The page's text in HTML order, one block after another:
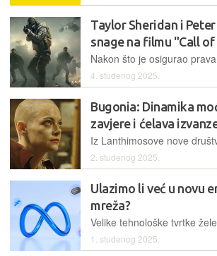
Taylor Sheridan i
snage na filmu "Call
4. studenog 2025.
Bugonia: Dinamika
zavjere i ćelava
2. studenog 2025.
Ulazimo li već u novu
mreža?
1. studenog 2025.